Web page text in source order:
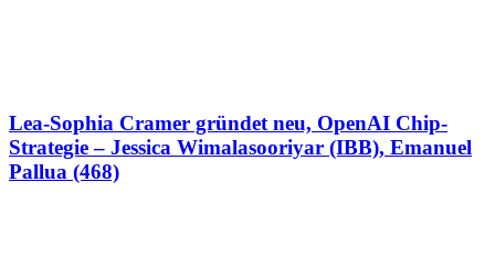
Lea-Sophia Cramer gründet neu, OpenAI Chip-
Strategie – Jessica Wimalasooriyar (IBB), Emanuel
Pallua (468)